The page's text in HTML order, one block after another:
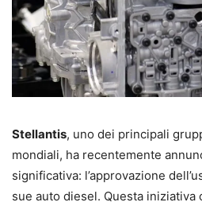
Stellantis, uno dei principali
mondiali, ha recentemente
significativa: l’approvazione
sue auto diesel. Questa